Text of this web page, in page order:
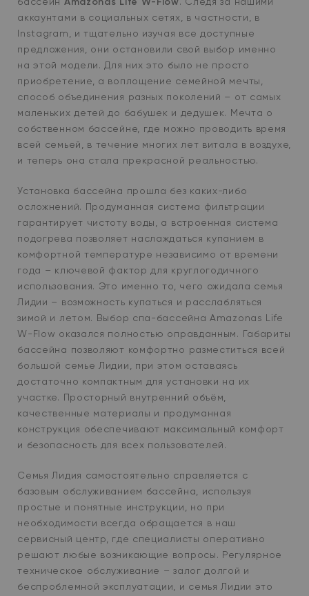
бассейн Amazonas Life W-Flow. Следя за нашими
аккаунтами в социальных сетях, в частности, в
Instagram, и тщательно изучая все доступные
предложения, они остановили свой выбор именно
на этой модели. Для них это было не просто
приобретение, а воплощение семейной мечты,
способ объединения разных поколений – от самых
маленьких детей до бабушек и дедушек. Мечта о
собственном бассейне, где можно проводить время
всей семьей, в течение многих лет витала в воздухе,
и теперь она стала прекрасной реальностью.
Установка бассейна прошла без каких-либо
осложнений. Продуманная система фильтрации
гарантирует чистоту воды, а встроенная система
подогрева позволяет наслаждаться купанием в
комфортной температуре независимо от времени
года – ключевой фактор для круглогодичного
использования. Это именно то, чего ожидала семья
Лидии – возможность купаться и расслабляться
зимой и летом. Выбор спа-бассейна Amazonas Life
W-Flow оказался полностью оправданным. Габариты
бассейна позволяют комфортно разместиться всей
большой семье Лидии, при этом оставаясь
достаточно компактным для установки на их
участке. Просторный внутренний объём,
качественные материалы и продуманная
конструкция обеспечивают максимальный комфорт
и безопасность для всех пользователей.
Семья Лидия самостоятельно справляется с
базовым обслуживанием бассейна, используя
простые и понятные инструкции, но при
необходимости всегда обращается в наш
сервисный центр, где специалисты оперативно
решают любые возникающие вопросы. Регулярное
техническое обслуживание – залог долгой и
беспроблемной эксплуатации, и семья Лидии это